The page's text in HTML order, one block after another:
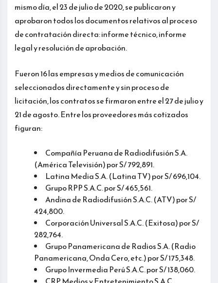
mismo día, el 23 de julio de 2020, se publicaron y
aprobaron todos los documentos relativos al proceso
de contratación directa: informe técnico, informe
legal y resolución de aprobación.
Fueron 16 las empresas y medios de comunicación
seleccionados directamente y sin proceso de
licitación, los contratos se firmaron entre el 27 de julio y
21 de agosto. Entre los proveedores más cotizados
figuran:
Compañía Peruana de Radiodifusión S.A.
(América Televisión) por S/ 792,891.
Latina Media S.A. (Latina TV) por S/ 696,104.
Grupo RPP S.A.C. por S/ 465,561.
Andina de Radiodifusión S.A.C. (ATV) por S/
424,800.
Corporación Universal S.A.C. (Exitosa) por S/
282,764.
Grupo Panamericana de Radios S.A. (Radio
Panamericana, Onda Cero, etc.) por S/ 175,348.
Grupo Invermedia Perú S.A.C. por S/ 138,060.